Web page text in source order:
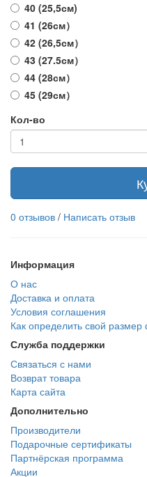
40 (25,5см)
41 (26см）
42 (26,5см）
43 (27.5см）
44 (28см）
45 (29см）
Кол-во
0 отзывов / Написать отзыв
Информация
О нас
Доставка и оплата
Условия соглашения
Как определить свой
Служба поддержки
Связаться с нами
Возврат товара
Карта сайта
Дополнительно
Производители
Подарочные сертификаты
Партнёрская программа
Акции